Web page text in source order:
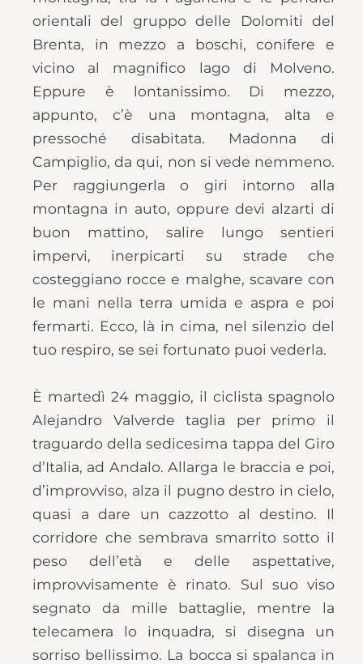
orientali del gruppo delle Dolomiti del
Brenta, in mezzo a boschi, conifere e
vicino al magnifico lago di Molveno.
Eppure è lontanissimo. Di mezzo,
appunto, c’è una montagna, alta e
pressoché disabitata. Madonna di
Campiglio, da qui, non si vede nemmeno.
Per raggiungerla o giri intorno alla
montagna in auto, oppure devi alzarti di
buon mattino, salire lungo sentieri
impervi, inerpicarti su strade che
costeggiano rocce e malghe, scavare con
le mani nella terra umida e aspra e poi
fermarti. Ecco, là in cima, nel silenzio del
tuo respiro, se sei fortunato puoi vederla.
È martedì 24 maggio, il ciclista spagnolo
Alejandro Valverde taglia per primo il
traguardo della sedicesima tappa del Giro
d’Italia, ad Andalo. Allarga le braccia e poi,
d’improvviso, alza il pugno destro in cielo,
quasi a dare un cazzotto al destino. Il
corridore che sembrava smarrito sotto il
peso dell’età e delle aspettative,
improvvisamente è rinato. Sul suo viso
segnato da mille battaglie, mentre la
telecamera lo inquadra, si disegna un
sorriso bellissimo. La bocca si spalanca in